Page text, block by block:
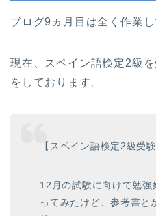
ブログ9ヵ月目は全く作業し
現在、スペイン語検定2級
をしております。
【スペイン語検定2級受
12月の試験に向けて勉
ってみたけど、参考書と